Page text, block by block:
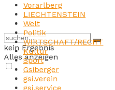
kein Ergebnis
Alles anzeigen
Vorarlberg
LIECHTENSTEIN
Welt
Politik
WIRTSCHAFT/RECHT
Kultur
Sport
Gsiberger
gsi.verein
gsi.service